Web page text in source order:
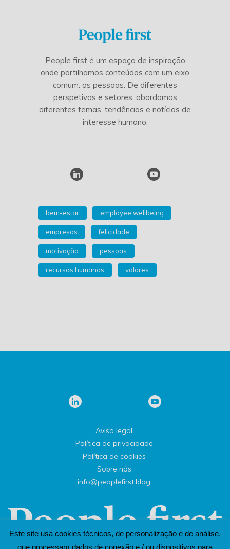
People first é um espaço de inspiração
onde partilhamos conteúdos com um eixo
comum: as pessoas. De diferentes
perspetivas e setores, abordamos
diferentes temas, tendências e notícias de
interesse humano.
bem-estar employee wellbeing
empresas felicidade
motivação pessoas
recursos humanos valores
Aviso legal
Política de privacidade
Política de cookies
Sobre nós
info@peoplefirst.blog
Este site usa cookies técnicos, de personalização e de análise,
que processam dados de conexão e / ou dispositivos para